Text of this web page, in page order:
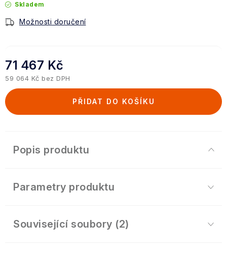
Skladem
Možnosti doručení
71 467 Kč
59 064 Kč bez DPH
Měrná cena:
PŘIDAT DO KOŠÍKU
Popis produktu
Parametry produktu
Související soubory (2)